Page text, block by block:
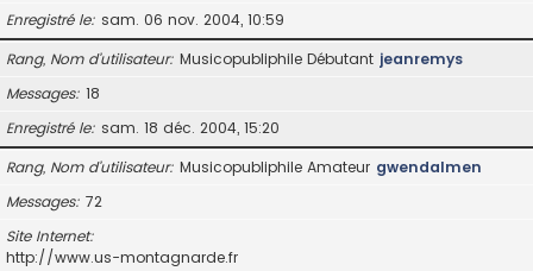
Enregistré le sam. 06 nov. 2004, 10:59
Rang, Nom d’utilisateur Musicopubliphile Débutant jeanremys
Messages 18
Enregistré le sam. 18 déc. 2004, 15:20
Rang, Nom d’utilisateur Musicopubliphile Amateur gwendalmen
Messages 72
Site Internet
http://www.us-montagnarde.fr